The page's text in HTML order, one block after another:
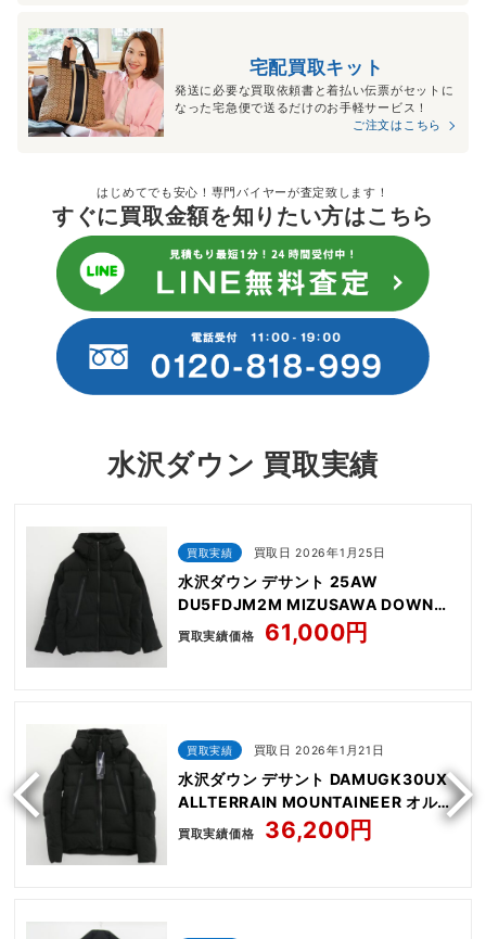
宅配買取キット
発送に必要な買取依頼書と着払い伝票がセットに
なった宅急便で送るだけのお手軽サービス！
ご注文はこちら
はじめてでも安心！専門バイヤーが査定致します！
すぐに買取金額を知りたい方はこちら
水沢ダウン 買取実績
買取実績 買取日 2026年1月25日
水沢ダウン デサント 25AW
DU5FDJM2M MIZUSAWA DOWN
OVERSIZED JACKET
MOUNTAINEER 水沢ダウン
買取実績価格 61,000円
買取実績 買取日 2026年1月21日
水沢ダウン デサント DAMUGK30UX
ALLTERRAIN MOUNTAINEER オルテ
ライン マウンテニア
買取実績価格 36,200円